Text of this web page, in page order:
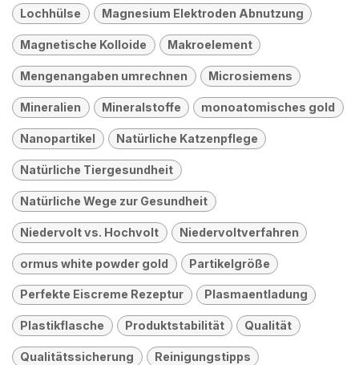
Lochhülse Magnesium Elektroden Abnutzung
Magnetische Kolloide Makroelement
Mengenangaben umrechnen Microsiemens
Mineralien Mineralstoffe monoatomisches gold
Nanopartikel Natürliche Katzenpflege
Natürliche Tiergesundheit
Natürliche Wege zur Gesundheit
Niedervolt vs. Hochvolt Niedervoltverfahren
ormus white powder gold Partikelgröße
Perfekte Eiscreme Rezeptur Plasmaentladung
Plastikflasche Produktstabilität Qualität
Qualitätssicherung Reinigungstipps